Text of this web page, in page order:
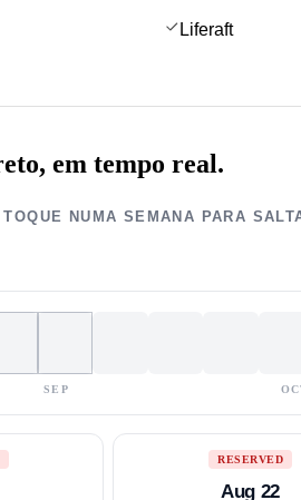
Liferaft
em tempo real.
NUMA SEMANA PARA
SEP
RESERVED
Aug 22